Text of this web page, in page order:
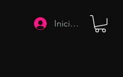
Iniciar sesión